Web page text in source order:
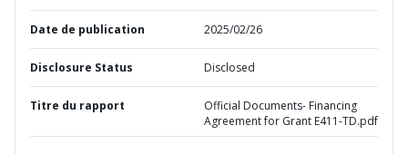
Date de publication 2025/02/26
Disclosure Status Disclosed
Titre du rapport
Official Documents- Financing
Agreement for Grant E411-TD.pdf